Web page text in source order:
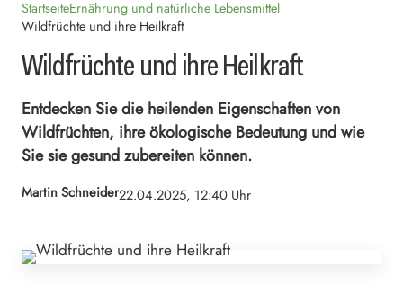
StartseiteErnährung und natürliche Lebensmittel
Wildfrüchte und ihre Heilkraft
Wildfrüchte und ihre Heilkraft
Entdecken Sie die heilenden Eigenschaften von
Wildfrüchten, ihre ökologische Bedeutung und wie
Sie sie gesund zubereiten können.
Martin Schneider22.04.2025, 12:40 Uhr